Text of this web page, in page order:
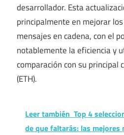
desarrollador. Esta
principalmente en mejorar
mensajes en cadena, con el
notablemente la eficiencia y
comparación con su principal
(ETH).
Leer también Top 4
de que faltarás: las mejores